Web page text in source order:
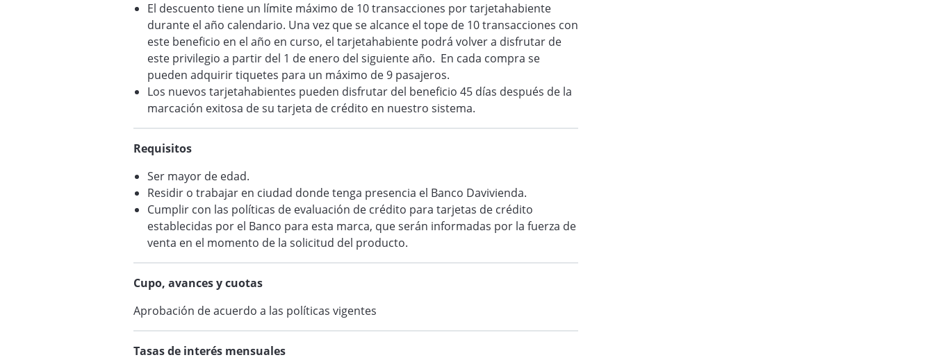
El descuento tiene un límite máximo de 10 transacciones por tarjetahabiente
durante el año calendario. Una vez que se alcance el tope de 10 transacciones con
este beneficio en el año en curso, el tarjetahabiente podrá volver a disfrutar de
este privilegio a partir del 1 de enero del siguiente año. En cada compra se
pueden adquirir tiquetes para un máximo de 9 pasajeros.
Los nuevos tarjetahabientes pueden disfrutar del beneficio 45 días después de la
marcación exitosa de su tarjeta de crédito en nuestro sistema.
Requisitos
Ser mayor de edad.
Residir o trabajar en ciudad donde tenga presencia el Banco Davivienda.
Cumplir con las políticas de evaluación de crédito para tarjetas de crédito
establecidas por el Banco para esta marca, que serán informadas por la fuerza de
venta en el momento de la solicitud del producto.
Cupo, avances y cuotas
Aprobación de acuerdo a las políticas vigentes
Tasas de interés mensuales